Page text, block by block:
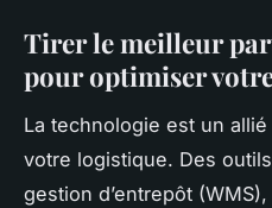
Tirer le meilleur
pour optimiser
La technologie est un
votre logistique. Des
gestion d’entrepôt